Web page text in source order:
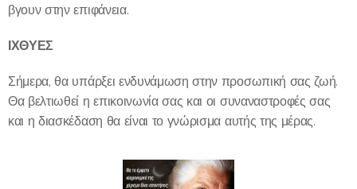
βγουν στην επιφάνεια.
ΙΧΘΥΕΣ
Σήμερα, θα υπάρξει ενδυνάμωση στην προσωπική σας ζωή.
Θα βελτιωθεί η επικοινωνία σας και οι συναναστροφές σας
και η διασκέδαση θα είναι το γνώρισμα αυτής της μέρας.